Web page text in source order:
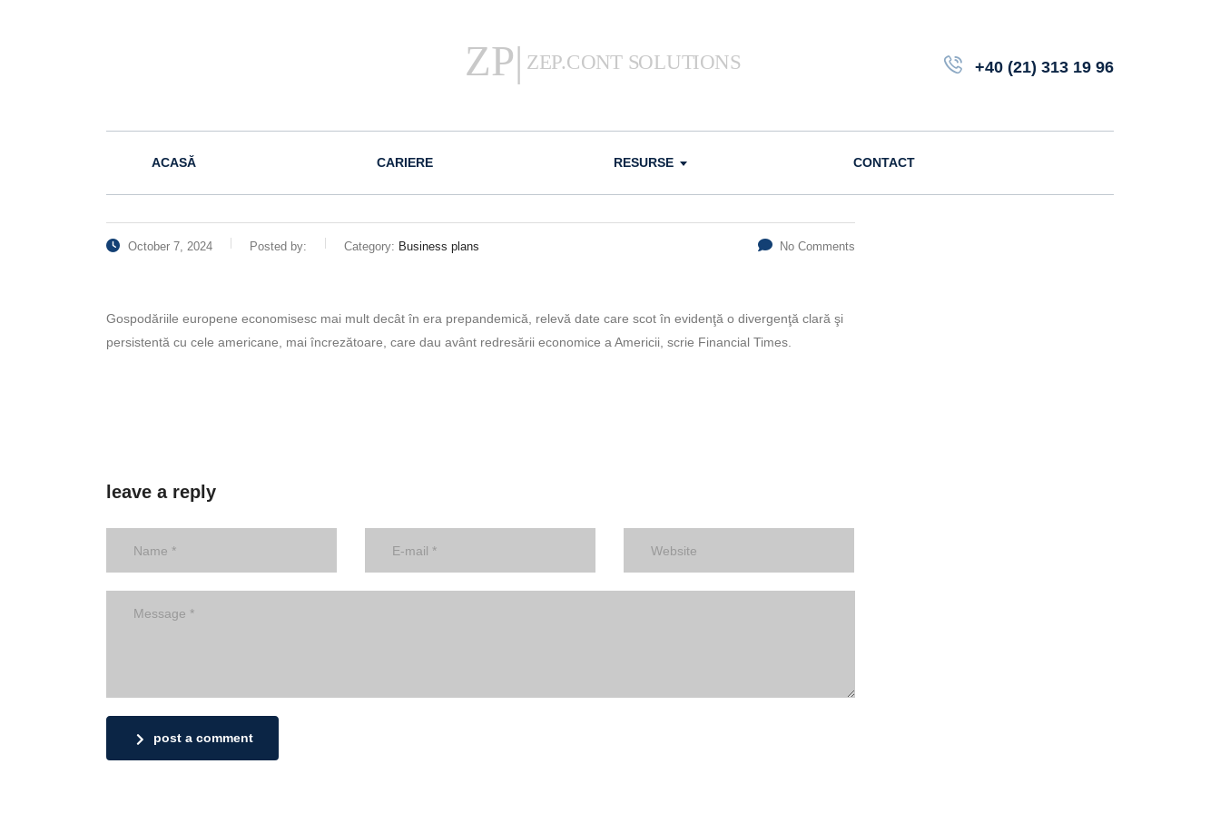
+40 (21) 313 19 96
ACASĂ CARIERE RESURSE CONTACT
October 7, 2024 Posted by: Category: Business plans No Comments
Gospodăriile europene econo­misesc mai mult decât în era prepan­demică, relevă date care scot în evi­denţă o divergenţă clară şi
persisten­tă cu cele americane, mai încreză­toa­re, care dau avânt redresării econo­mice a Americii, scrie Financial Times.
leave a reply
post a comment